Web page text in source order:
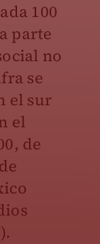
100
parte
no
se
el sur
el
de
).